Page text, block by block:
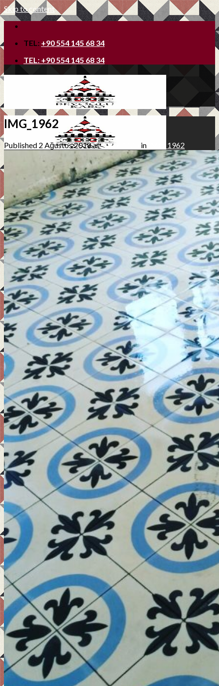
Skip to content
TEL: +90 554 145 68 34
TEL: +90 554 145 68 34
Ana Sayfa
Hakkımızda
Teknik Bilgi
Ürünler
Uygulama Alanları
Referanslar
İletişim
IMG_1962
Published 2 Ağustos 2018at900 × 1125 in IMG_1962